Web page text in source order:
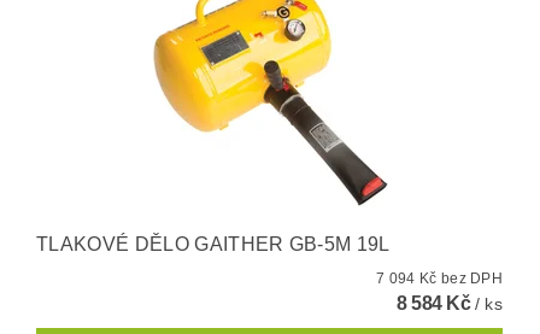
TLAKOVÉ DĚLO GAITHER GB-5M 19L
7 094 Kč bez DPH
8 584 Kč/ ks